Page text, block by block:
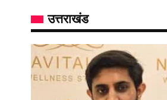
उत्तराखंड